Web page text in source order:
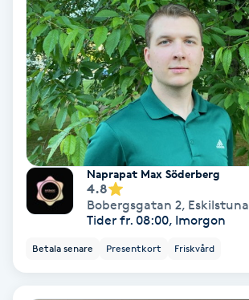
Toning
Torr hårbotten
Torrborstning
TriggerpunktsmassageNaprapat Max Söderberg
4.8
Bobergsgatan 2, Eskilstuna
Tider fr. 08:00, Imorgon
Betala senare Presentkort Friskvård